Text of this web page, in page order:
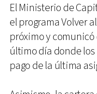
El Ministerio de
el programa Volver
próximo y
último día donde
pago de la última